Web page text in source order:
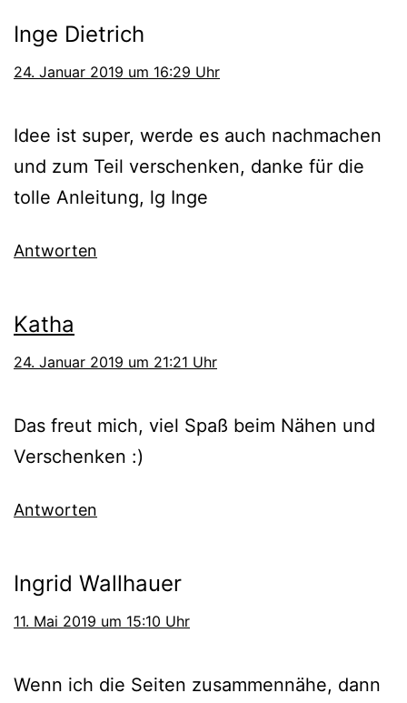
Inge Dietrich
24. Januar 2019 um 16:29 Uhr
Idee ist super, werde es auch nachmachen
und zum Teil verschenken, danke für die
tolle Anleitung, lg Inge
Antworten
Katha
24. Januar 2019 um 21:21 Uhr
Das freut mich, viel Spaß beim Nähen und
Verschenken :)
Antworten
Ingrid Wallhauer
11. Mai 2019 um 15:10 Uhr
Wenn ich die Seiten zusammennähe, dann